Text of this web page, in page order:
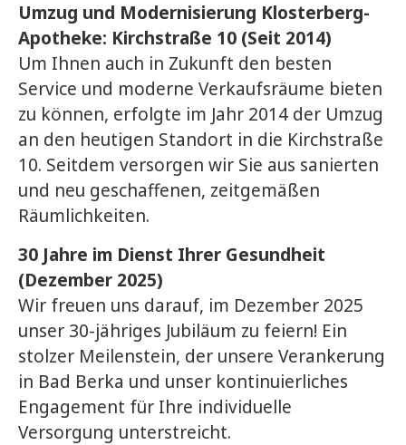
Umzug und Modernisierung Klosterberg-
Apotheke: Kirchstraße 10 (Seit 2014)
Um Ihnen auch in Zukunft den besten
Service und moderne Verkaufsräume bieten
zu können, erfolgte im Jahr 2014 der Umzug
an den heutigen Standort in die Kirchstraße
10. Seitdem versorgen wir Sie aus sanierten
und neu geschaffenen, zeitgemäßen
Räumlichkeiten.
30 Jahre im Dienst Ihrer Gesundheit
(Dezember 2025)
Wir freuen uns darauf, im Dezember 2025
unser 30-jähriges Jubiläum zu feiern! Ein
stolzer Meilenstein, der unsere Verankerung
in Bad Berka und unser kontinuierliches
Engagement für Ihre individuelle
Versorgung unterstreicht.